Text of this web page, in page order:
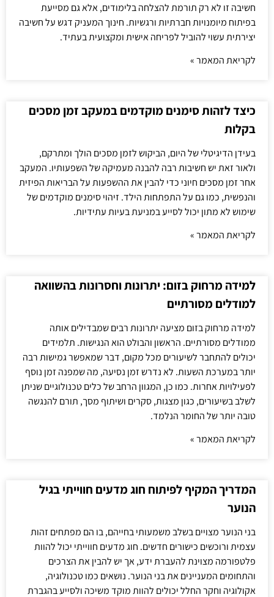
חשיבה זו לא רק תורמת להצלחה בלימודים, אלא גם מסייעת
בפיתוח מיומנויות חברתיות ורגשיות. חינוך המעניק דגש על חשיבה
יצירתית עשוי להוביל לפריחה אישית ומקצועית בעתיד.
לקריאת המאמר »
כיצד לזהות סימנים מוקדמים במעקב זמן מסכים
בקלות
בעידן הדיגיטלי של היום, הביקוש לזמן מסכים הולך ומתרקם,
ולאור זאת יש חשיבות רבה להבנה מעמיקה של השפעותיו. המעקב
אחר זמן מסכים חיוני כדי להבין את ההשפעות על הבריאות הפיזית
והנפשית, כמו גם על התפתחות הילד. זיהוי סימנים מוקדמים של
שימוש לא מתון יכול לסייע במניעת בעיות עתידיות.
לקריאת המאמר »
למידה מרחוק בזום: יתרונות וחסרונות בהשוואה
למודלים מסורתיים
למידה מרחוק בזום מציעה יתרונות רבים שמבדילים אותה
ממודלים מסורתיים. הראשון והבולט הוא הנגישות. תלמידים
יכולים להתחבר לשיעורים מכל מקום, דבר שמאפשר גמישות רבה
יותר במערכת השעות. לא נדרש זמן נסיעה, מה שמפנה זמן נוסף
לפעילויות אחרות. כמו כן, המגוון הרחב של כלים טכנולוגיים שניתן
לשלב בשיעורים, כגון מצגות, סקרים ושיתוף מסך, תורם להנגשה
טובה יותר של החומר הנלמד.
לקריאת המאמר »
המדריך המקיף לפיתוח חוג מדעים חווייתי בגיל
הנוער
בני הנוער מצויים בשלב משמעותי בחייהם, בו הם מפתחים זהות
עצמית ורוכשים כישורים חדשים. חוג מדעים חווייתי יכול להוות
פלטפורמה מצוינת להעברת ידע, אך יש להבין את הצרכים
והתחומים המעניינים את בני הנוער. נושאים כמו טכנולוגיה,
אקולוגיה וחקר החלל יכולים להוות מוקד משיכה ולסייע בהגברת